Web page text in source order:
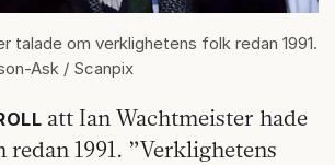
talade om verklighetens folk redan 1991.
Ask / Scanpix
att Ian Wachtmeister hade
redan 1991. ”Verklighetens